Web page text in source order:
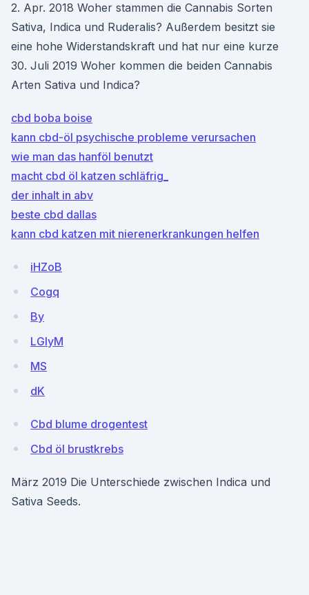
2. Apr. 2018 Woher stammen die Cannabis Sorten
Sativa, Indica und Ruderalis? Außerdem besitzt sie
eine hohe Widerstandskraft und hat nur eine kurze
30. Juli 2019 Woher kommen die beiden Cannabis
Arten Sativa und Indica?
cbd boba boise
kann cbd-öl psychische probleme verursachen
wie man das hanföl benutzt
macht cbd öl katzen schläfrig_
der inhalt in abv
beste cbd dallas
kann cbd katzen mit nierenerkrankungen helfen
iHZoB
Cogq
By
LGlyM
MS
dK
Cbd blume drogentest
Cbd öl brustkrebs
März 2019 Die Unterschiede zwischen Indica und
Sativa Seeds.